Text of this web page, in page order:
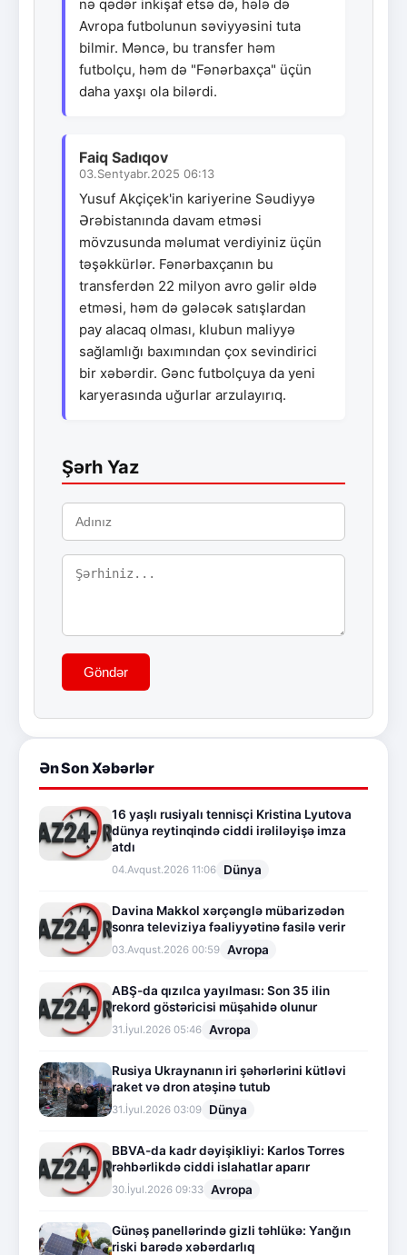
nə qədər inkişaf etsə də, hələ də
Avropa futbolunun səviyyəsini tuta
bilmir. Məncə, bu transfer həm
futbolçu, həm də "Fənərbaxça" üçün
daha yaxşı ola bilərdi.
Faiq Sadıqov
03.Sentyabr.2025 06:13
Yusuf Akçiçek'in kariyerine Səudiyyə
Ərəbistanında davam etməsi
mövzusunda məlumat verdiyiniz üçün
təşəkkürlər. Fənərbaxçanın bu
transferdən 22 milyon avro gəlir əldə
etməsi, həm də gələcək satışlardan
pay alacaq olması, klubun maliyyə
sağlamlığı baxımından çox sevindirici
bir xəbərdir. Gənc futbolçuya da yeni
karyerasında uğurlar arzulayırıq.
Şərh Yaz
Göndər
Ən Son Xəbərlər
16 yaşlı rusiyalı tennisçi Kristina Lyutova
dünya reytinqində ciddi irəliləyişə imza
atdı
04.Avqust.2026 11:06 Dünya
Davina Makkol xərçənglə mübarizədən
sonra televiziya fəaliyyətinə fasilə verir
03.Avqust.2026 00:59 Avropa
ABŞ-da qızılca yayılması: Son 35 ilin
rekord göstəricisi müşahidə olunur
31.İyul.2026 05:46 Avropa
Rusiya Ukraynanın iri şəhərlərini kütləvi
raket və dron atəşinə tutub
31.İyul.2026 03:09 Dünya
BBVA-da kadr dəyişikliyi: Karlos Torres
rəhbərlikdə ciddi islahatlar aparır
30.İyul.2026 09:33 Avropa
Günəş panellərində gizli təhlükə: Yanğın
riski barədə xəbərdarlıq